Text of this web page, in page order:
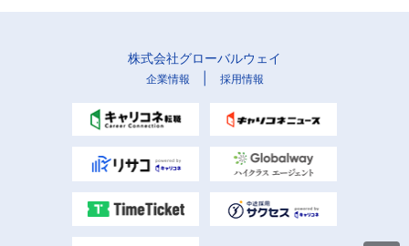
株式会社グローバルウェイ
企業情報 採用情報